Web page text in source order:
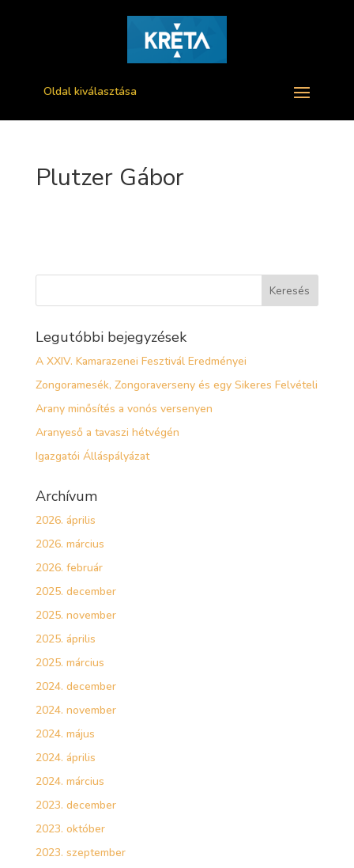
Oldal kiválasztása
Plutzer Gábor
Legutóbbi bejegyzések
A XXIV. Kamarazenei Fesztivál Eredményei
Zongoramesék, Zongoraverseny és egy Sikeres Felvételi
Arany minősítés a vonós versenyen
Aranyeső a tavaszi hétvégén
Igazgatói Álláspályázat
Archívum
2026. április
2026. március
2026. február
2025. december
2025. november
2025. április
2025. március
2024. december
2024. november
2024. május
2024. április
2024. március
2023. december
2023. október
2023. szeptember